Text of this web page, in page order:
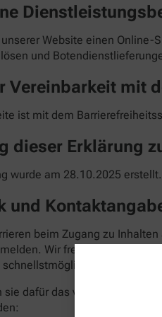
Website einen
und
Vereinbarkeit mit
ist mit dem
dieser Erklärung
wurde am 28.10.2025
und
beim Zugang zu
Wir freuen uns auf Ihr
zu beheben.
sie dafür das vorgesehene